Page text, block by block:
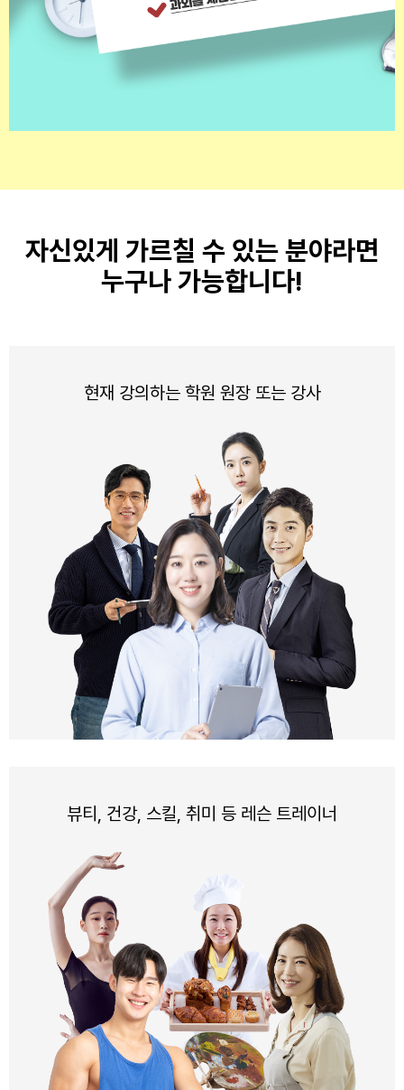
자신있게 가르칠 수 있는 분야라면
누구나 가능합니다!
현재 강의하는 학원 원장 또는 강사
뷰티, 건강, 스킬, 취미 등 레슨 트레이너